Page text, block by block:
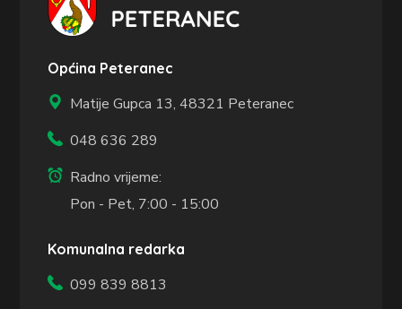
Općina Peteranec
Matije Gupca 13,48321 Peteranec
048 636 289
Radno vrijeme:
Pon - Pet, 7:00 - 15:00
Komunalna redarka
099 839 8813